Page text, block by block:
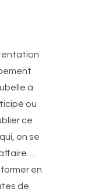
tentation
à
ou
ce
on se
en
de